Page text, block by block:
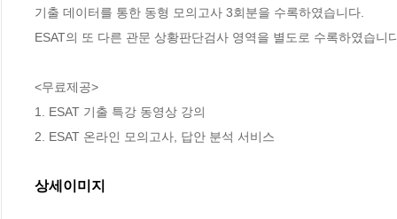
기출 데이터를 통한 동형 모의고사 3회분을 수록하였습니다.
ESAT의 또 다른 관문 상황판단검사 영역을 별도로 수록하였습니
<무료제공>
1. ESAT 기출 특강 동영상 강의
2. ESAT 온라인 모의고사, 답안 분석 서비스
상세이미지